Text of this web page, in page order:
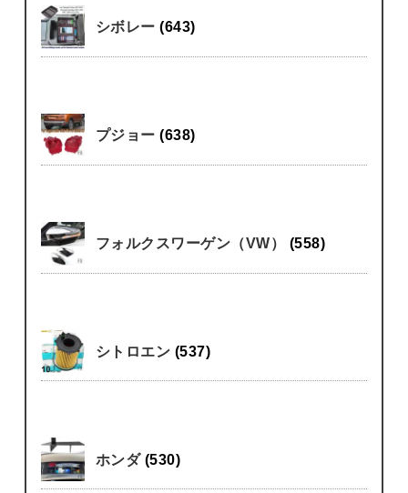
シボレー(643)
プジョー(638)
フォルクスワーゲン（VW） (558)
シトロエン (537)
ホンダ (530)